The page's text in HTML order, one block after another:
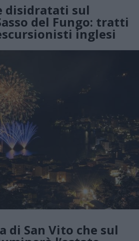
disidratati sul
del Fungo: tratti
inglesi
di San Vito che sul